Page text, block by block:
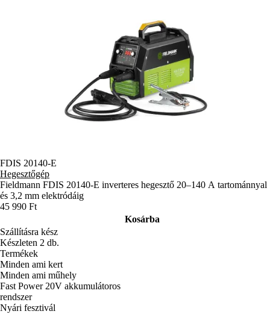
FDIS 20140-E
Hegesztőgép
Fieldmann FDIS 20140-E inverteres hegesztő 20–140 A tartománnyal
és 3,2 mm elektródáig
45 990 Ft
Kosárba
Szállításra kész
Készleten 2 db.
Termékek
Minden ami kert
Minden ami műhely
Fast Power 20V akkumulátoros
rendszer
Nyári fesztivál